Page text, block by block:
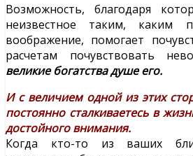
Возможность, благодаря
неизвестное таким, каким
воображение, помогает
расчетам почувствовать
великие богатства душе его.
И с величием одной из этих
постоянно сталкиваетесь в
достойного внимания.
Когда кто-то из ваших